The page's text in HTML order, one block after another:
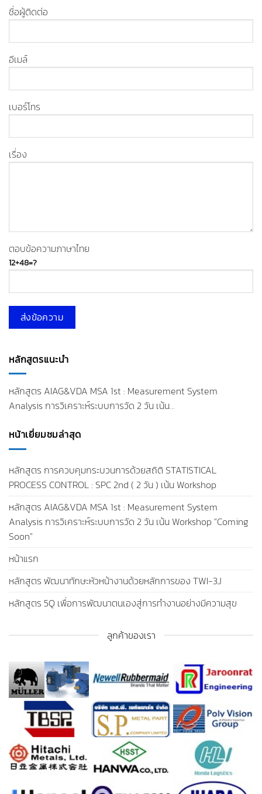
ชื่อผู้ติดต่อ
อีเมล์
เบอร์โทร
เรื่อง
ตอบข้อความภาษาไทย
12+48=?
หลักสูตรแนะนำ
หลักสูตร AIAG&VDA MSA 1st : Measurement System
Analysis การวิเคราะห์ระบบการวัด 2 วัน เน้น…
หน้าเยี่ยมชมล่าสุด
หลักสูตร การควบคุมกระบวนการด้วยสถิติ STATISTICAL
PROCESS CONTROL : SPC 2nd ( 2 วัน ) เน้น Workshop
หลักสูตร AIAG&VDA MSA 1st : Measurement System
Analysis การวิเคราะห์ระบบการวัด 2 วัน เน้น Workshop "Coming
Soon"
หน้าแรก
หลักสูตร พัฒนาทักษะหัวหน้างานด้วยหลักการของ TWI-3J
หลักสูตร 5Q เพื่อการพัฒนาตนเองสู่การทำงานอย่างมีความสุข
ลูกค้าของเรา